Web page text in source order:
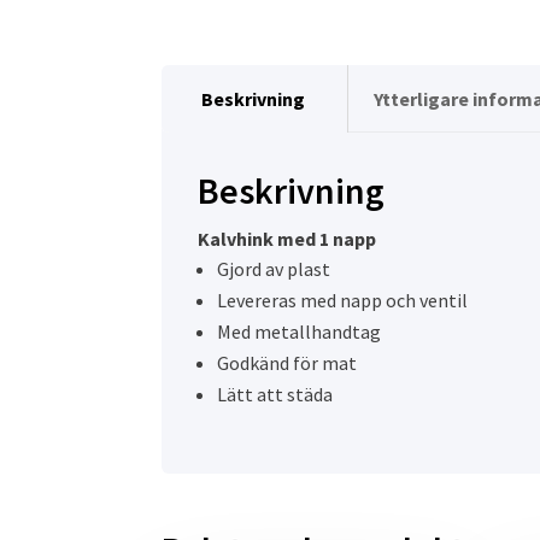
Beskrivning Ytterligare
Beskrivning
Kalvhink med 1 napp
Gjord av plast
Levereras med napp och ventil
Med metallhandtag
Godkänd för mat
Lätt att städa